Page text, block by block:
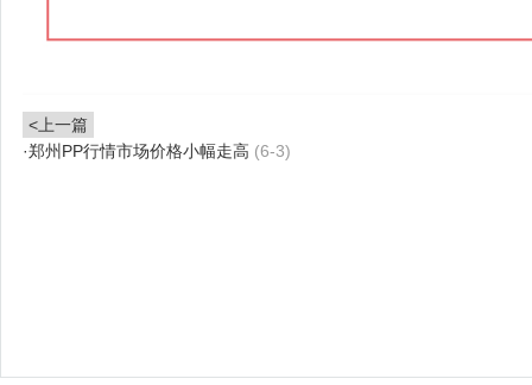
<上一篇
·郑州PP行情市场价格小幅走高 (6-3)